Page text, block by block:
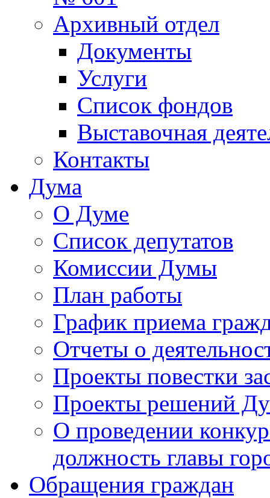
Архивный отдел
Документы
Услуги
Список фондов
Выставочная
Контакты
Дума
О Думе
Список депутатов
Комиссии Думы
План работы
График приема
Отчеты о
Проекты повестки
Проекты решений
О проведении
должность главы
Обращения граждан